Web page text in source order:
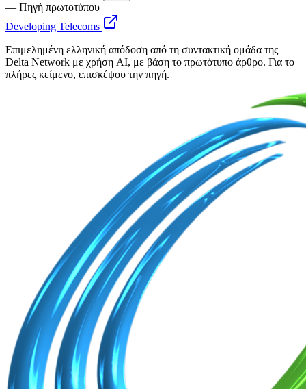
— Πηγή πρωτοτύπου
Developing Telecoms
Επιμελημένη ελληνική απόδοση από τη συντακτική ομάδα της
Delta Network με χρήση AI, με βάση το πρωτότυπο άρθρο. Για το
πλήρες κείμενο, επισκέψου την πηγή.